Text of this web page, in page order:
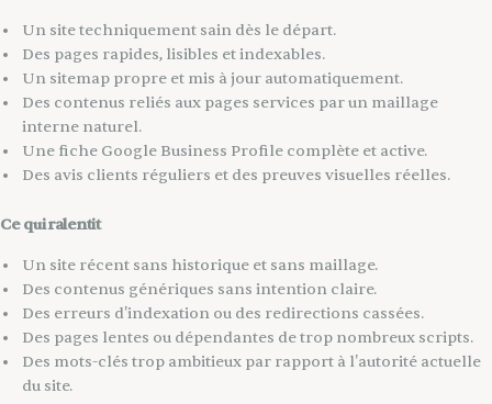
Un site techniquement sain dès le départ.
Des pages rapides, lisibles et indexables.
Un sitemap propre et mis à jour automatiquement.
Des contenus reliés aux pages services par un maillage
interne naturel.
Une fiche Google Business Profile complète et active.
Des avis clients réguliers et des preuves visuelles réelles.
Ce qui ralentit
Un site récent sans historique et sans maillage.
Des contenus génériques sans intention claire.
Des erreurs d'indexation ou des redirections cassées.
Des pages lentes ou dépendantes de trop nombreux scripts.
Des mots-clés trop ambitieux par rapport à l'autorité actuelle
du site.